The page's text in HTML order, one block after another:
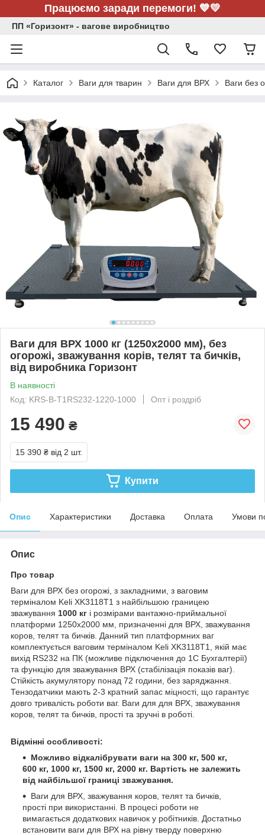
Працюємо заради перемоги! 💙💛
ПП «Горизонт» - вагове виробництво
Каталог Ваги для тварин Ваги для ВРХ Ваги без
Ваги для ВРХ 1000 кг (1250х2000 мм), без
огорожі, зважування корів, телят та бичків,
від виробника Горизонт
В наявності
Код: KRS-B-Т1RS232-1220-1000
Опт і роздріб
15 490 ₴
15 390 ₴ від 2 шт.
Купити
Опис Характеристики Доставка Оплата Умови
Опис
Про товар
Ваги для ВРХ без огорожі, з закладними, з ваговим
терміналом Keli XK3118T1 з найбільшою границею
зважування 1000 кг і розмірами вантажно-приймальної
платформи 1250х2000 мм, призначенні для ВРХ, зважування
коров, телят та бичків. Данний тип платформних ваг
комплектується ваговим терміналом Keli XK3118T1, якій має
вихід RS232 на ПК (можливе підключення до 1С Бухгалтерії)
та функцію для зважування ВРХ (стабілізація показів ваг).
Стійкість акумулятору понад 72 години, без заряджання.
Тензодатчики мають 2-3 кратний запас міцності, що гарантує
довго тривалість роботи ваг. Ваги для для ВРХ, зважування
коров, телят та бичків, прості та зручні в роботі.
Відмінні особливості:
Можливо відкалібрувати ваги на 300 кг, 500 кг,
600 кг, 1000 кг, 1500 кг, 2000 кг. Вартість не залежить
від найбільшої границі зважування.
Ваги для ВРХ, зважування коров, телят та бичків,
прості при використанні. В процесі роботи не
вимагається додаткових навичок у робітників. Достатньо
встановити ваги для ВРХ на рівну тверду поверхню